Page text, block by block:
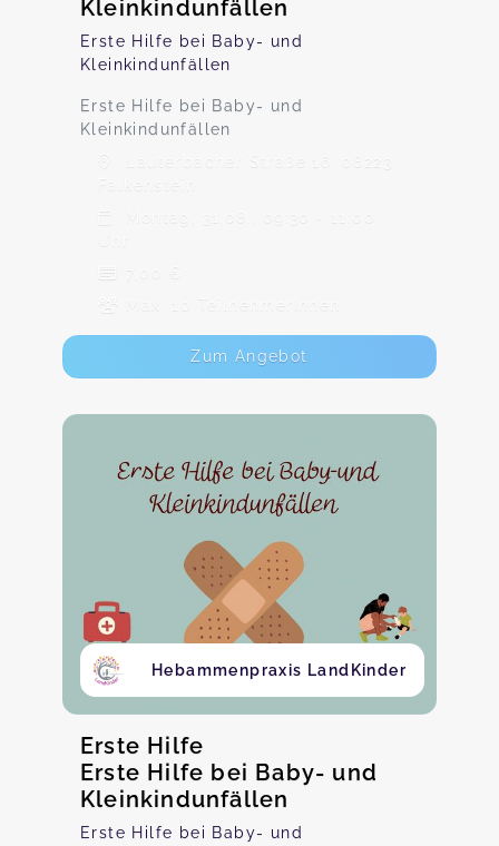
Kleinkindunfällen
Erste Hilfe bei Baby- und
Kleinkindunfällen
Erste Hilfe bei Baby- und
Kleinkindunfällen
Lauterbacher Straße 16, 08223
Falkenstein
Montag, 31.08., 09:30 - 11:00
7,00 €
Max. 10 TeilnehmerInnen
Zum Angebot
Hebammenpraxis LandKinder
Erste Hilfe
Erste Hilfe bei Baby- und
Kleinkindunfällen
Erste Hilfe bei Baby- und